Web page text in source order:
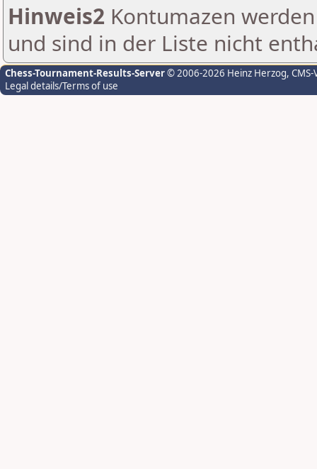
Hinweis2 Kontumazen
und sind in der Liste nicht
Chess-Tournament-Results-Server© 2006-2026 Heinz Herzog,
Legal details/Terms of use